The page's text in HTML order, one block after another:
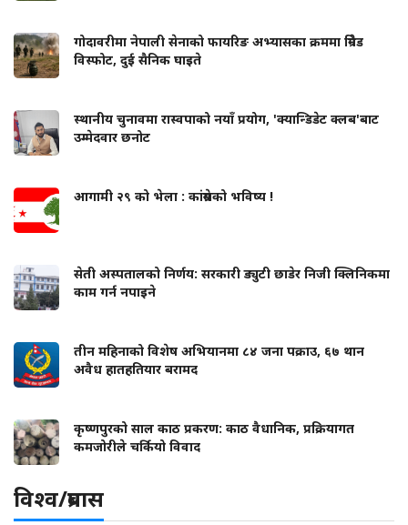
गोदावरीमा नेपाली सेनाको फायरिङ अभ्यासका क्रममा ग्रिनेड
विस्फोट, दुई सैनिक घाइते
स्थानीय चुनावमा रास्वपाको नयाँ प्रयोग, 'क्यान्डिडेट क्लब'बाट
उम्मेदवार छनोट
आगामी २९ को भेला : कांग्रेसको भविष्य !
सेती अस्पतालको निर्णय: सरकारी ड्युटी छाडेर निजी क्लिनिकमा
काम गर्न नपाइने
तीन महिनाको विशेष अभियानमा ८४ जना पक्राउ, ६७ थान
अवैध हातहतियार बरामद
कृष्णपुरको साल काठ प्रकरण: काठ वैधानिक, प्रक्रियागत
कमजोरीले चर्कियो विवाद
विश्व/प्रबास